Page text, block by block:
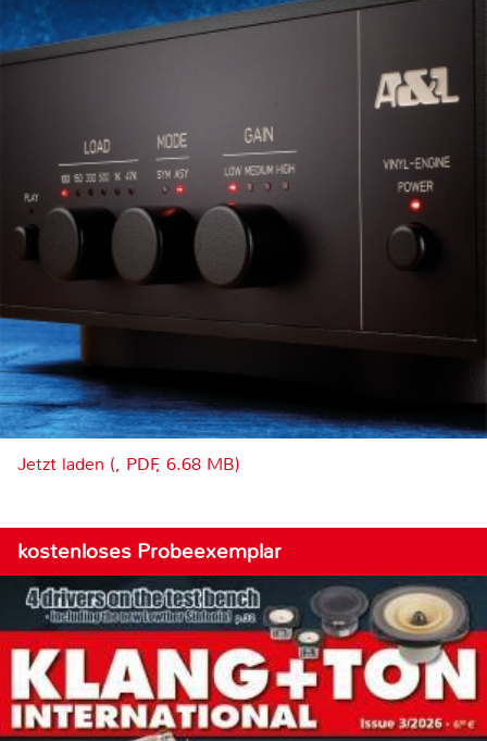
Jetzt laden (, PDF, 6.68 MB)
kostenloses Probeexemplar